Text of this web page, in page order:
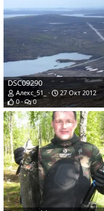
DSC09290
Алекс_51_
27 Окт 2012
0
0